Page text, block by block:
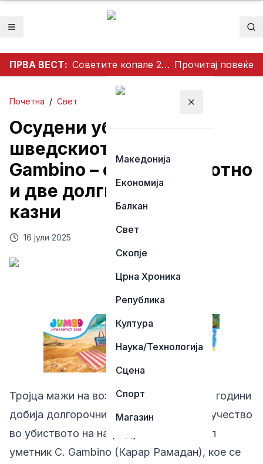
Отвори мени
ПРВА ВЕСТ: Советите копале 20 години кон центарот на Земјата – на 12 километри ги запреле неочекувани услови Прочитај повеќе
Затвори мени
Македонија
Економија
Балкан
Свет
Скопје
Црна Хроника
Република
Култура
Наука/Технологија
Сцена
Спорт
Магазин
Почетна / Свет
Осудени убијците на
шведскиот рапер C.
Gambino – едно доживотно
и две долги затворски
казни
16 јули 2025
Тројца мажи на возраст од дваесетина години
добија долгорочни затворски казни за учество
во убиството на наградуваниот хип-хоп
уметник C. Gambino (Карaр Рамадан), кое се